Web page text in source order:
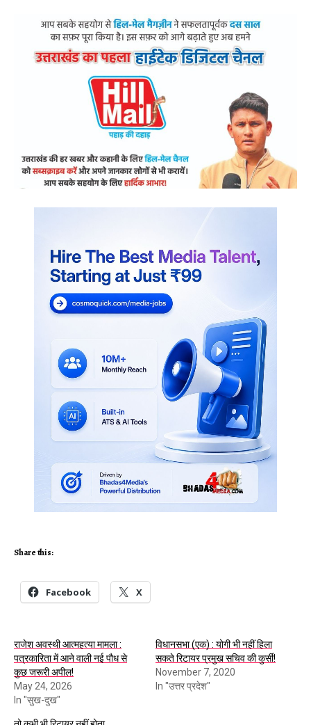
Share this:
Facebook X
राजेश अवस्थी आत्महत्या मामला :
पत्रकारिता में आने वाली नई पौध से
कुछ जरूरी अपील!
May 24, 2026
In "सुख-दुख"
विधानसभा (एक) : योगी भी नहीं हिला
सकते रिटायर प्रमुख सचिव की कुर्सी!
November 7, 2020
In "उत्तर प्रदेश"